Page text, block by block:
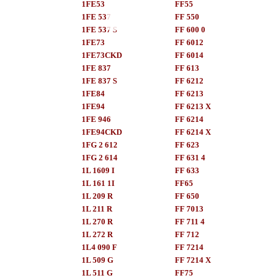
1FE53
1FE 537
1FE 537 S
1FE73
1FE73CKD
1FE 837
1FE 837 S
1FE84
1FE94
1FE 946
1FE94CKD
1FG 2 612
1FG 2 614
1L 1609 I
1L 161 1I
1L 209 R
1L 211 R
1L 270 R
1L 272 R
1L4 090 F
1L 509 G
1L 511 G
FF55
FF 550
FF 600 0
FF 6012
FF 6014
FF 613
FF 6212
FF 6213
FF 6213 X
FF 6214
FF 6214 X
FF 623
FF 631 4
FF 633
FF65
FF 650
FF 7013
FF 711 4
FF 712
FF 7214
FF 7214 X
FF75